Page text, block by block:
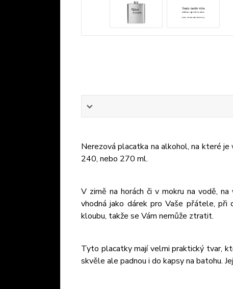
Nerezová placatka na alkohol, na které
240, nebo 270 ml.
V zimě na horách či v mokru na vodě,
vhodná jako dárek pro Vaše přátele, při
kloubu, takže se Vám nemůže ztratit.
Tyto placatky mají velmi praktický tvar,
skvěle ale padnou i do kapsy na batohu.